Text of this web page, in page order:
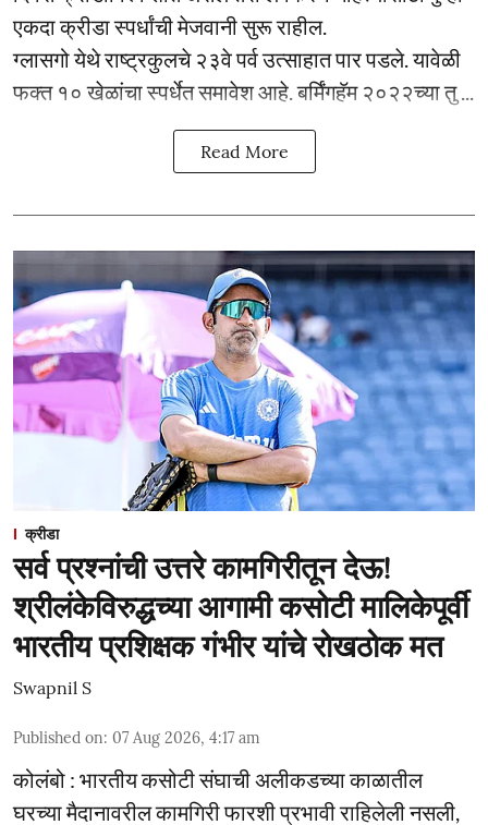
एकदा क्रीडा स्पर्धांची मेजवानी सुरू राहील.
ग्लासगो येथे राष्ट्रकुलचे २३वे पर्व उत्साहात पार पडले. यावेळी
फक्त १० खेळांचा स्पर्धेत समावेश आहे. बर्मिंगहॅम २०२२च्या तु ...
Read More
क्रीडा
सर्व प्रश्नांची उत्तरे कामगिरीतून देऊ!
श्रीलंकेविरुद्धच्या आगामी कसोटी मालिकेपूर्वी
भारतीय प्रशिक्षक गंभीर यांचे रोखठोक मत
Swapnil S
Published on: 07 Aug 2026, 4:17 am
कोलंबो : भारतीय कसोटी संघाची अलीकडच्या काळातील
घरच्या मैदानावरील कामगिरी फारशी प्रभावी राहिलेली नसली,